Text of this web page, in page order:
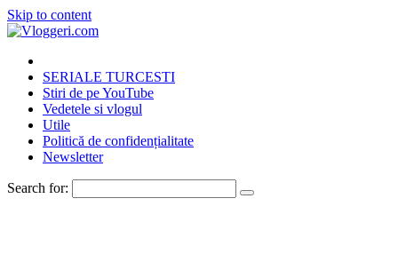
Skip to content
SERIALE TURCESTI
Stiri de pe YouTube
Vedetele si vlogul
Utile
Politică de confidențialitate
Newsletter
Search for: